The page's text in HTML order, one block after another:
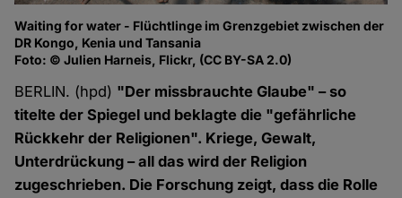
Waiting for water - Flüchtlinge im Grenzgebiet zwischen der
DR Kongo, Kenia und Tansania
Foto: © Julien Harneis, Flickr, (CC BY-SA 2.0)
BERLIN. (hpd) "Der missbrauchte Glaube" – so
titelte der Spiegel und beklagte die "gefährliche
Rückkehr der Religionen". Kriege, Gewalt,
Unterdrückung – all das wird der Religion
zugeschrieben. Die Forschung zeigt, dass die Rolle